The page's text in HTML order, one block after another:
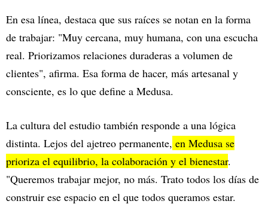
En esa línea, destaca que sus raíces se notan en la forma
de trabajar: "Muy cercana, muy humana, con una escucha
real. Priorizamos relaciones duraderas a volumen de
clientes", afirma. Esa forma de hacer, más artesanal y
consciente, es lo que define a Medusa.
La cultura del estudio también responde a una lógica
distinta. Lejos del ajetreo permanente, en Medusa se
prioriza el equilibrio, la colaboración y el bienestar.
"Queremos trabajar mejor, no más. Trato todos los días de
construir ese espacio en el que todos queramos estar.